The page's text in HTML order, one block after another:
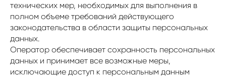
технических мер, необходимых для выполнения в
полном объеме требований действующего
законодательства в области защиты персональных
данных.
Оператор обеспечивает сохранность персональных
данных и принимает все возможные меры,
исключающие доступ к персональным данным